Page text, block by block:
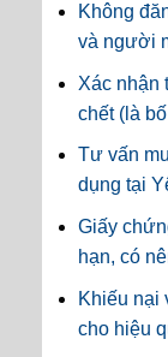
Không
và người
Xác nhận
chết (là
Tư vấn
dụng tại
Giấy
hạn, có
Khiếu nại
cho hiệu